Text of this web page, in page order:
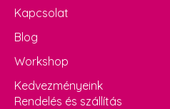
Kapcsolat
Blog
Workshop
Kedvezményeink
Rendelés és szállítás